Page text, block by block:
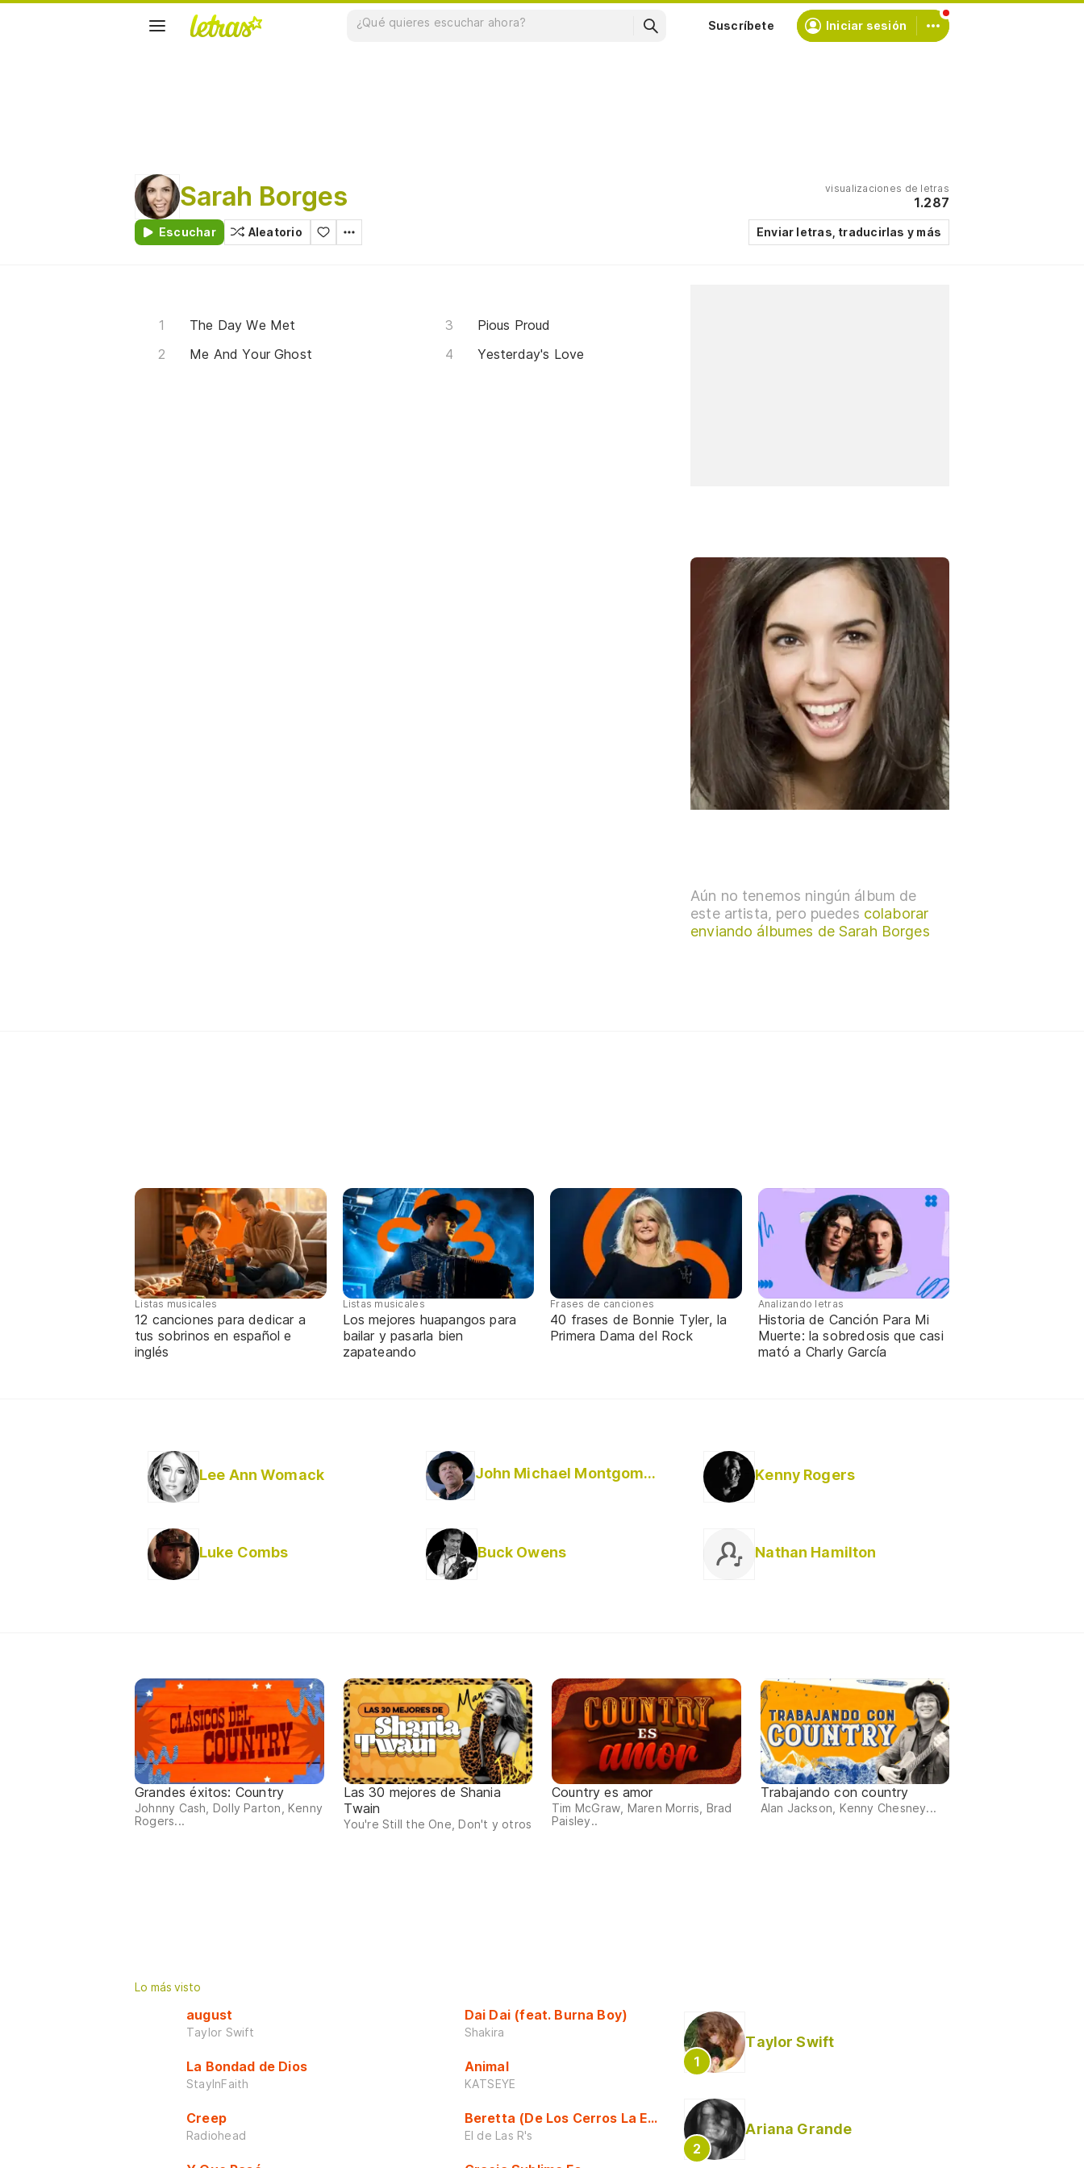
Suscríbete Iniciar sesión
Sarah Borges
Escuchar Aleatorio
visualizaciones de letras
1.287
Enviar letras, traducirlas y más
The Day We Met
Me And Your Ghost
Pious Proud
Yesterday's Love
Aún no tenemos ningún álbum de
este artista, pero puedes colaborar
enviando álbumes de Sarah Borges
Listas musicales
12 canciones para dedicar a
tus sobrinos en español e
inglés
Listas musicales
Los mejores huapangos para
bailar y pasarla bien
zapateando
Frases de canciones
40 frases de Bonnie Tyler, la
Primera Dama del Rock
Analizando letras
Historia de Canción Para Mi
Muerte: la sobredosis que casi
mató a Charly García
Lee Ann Womack John Michael Montgomery Kenny Rogers
Luke Combs Buck Owens Nathan Hamilton
Grandes éxitos: Country
Johnny Cash, Dolly Parton, Kenny
Rogers...
Las 30 mejores de Shania
Twain
You're Still the One, Don't y otros
Country es amor
Tim McGraw, Maren Morris, Brad
Paisley..
Trabajando con country
Alan Jackson, Kenny Chesney...
Lo más visto
august
Taylor Swift
La Bondad de Dios
StayInFaith
Creep
Radiohead
Dai Dai (feat. Burna Boy)
Shakira
Animal
KATSEYE
Beretta (De Los Cerros La Escuela)
El de Las R's
Taylor Swift
Ariana Grande